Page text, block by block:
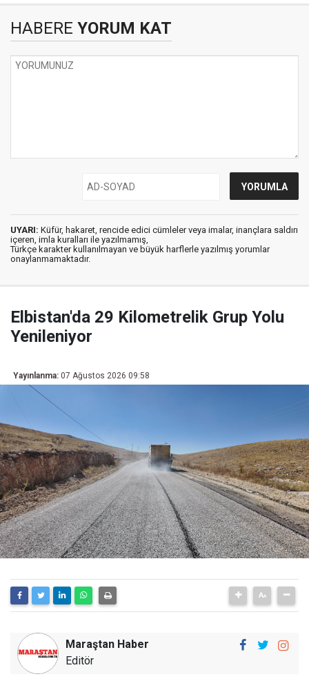
HABERE YORUM KAT
UYARI: Küfür, hakaret, rencide edici cümleler veya imalar, inançlara saldırı
içeren, imla kuralları ile yazılmamış,
Türkçe karakter kullanılmayan ve büyük harflerle yazılmış yorumlar
onaylanmamaktadır.
Elbistan'da 29 Kilometrelik Grup Yolu
Yenileniyor
Yayınlanma: 07 Ağustos 2026 09:58
Maraştan Haber
Editör